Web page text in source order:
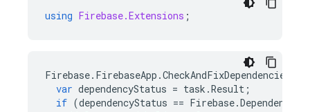
using Firebase.Extensions ;
Firebase. FirebaseApp .
var dependencyStatus = task .Result ;
if (dependencyStatus == Firebase.